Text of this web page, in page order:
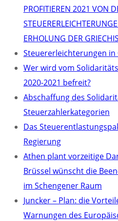
PROFITIEREN 2021 VON
ERHOLUNG DER
Steuererleichterungen in
Wer wird vom
2020-2021 befreit?
Abschaffung des
Steuerzahlerkategorien
Das
Regierung
Athen plant vorzeitige
Brüssel wünscht die
im Schengener Raum
Juncker – Plan: die
Warnungen des